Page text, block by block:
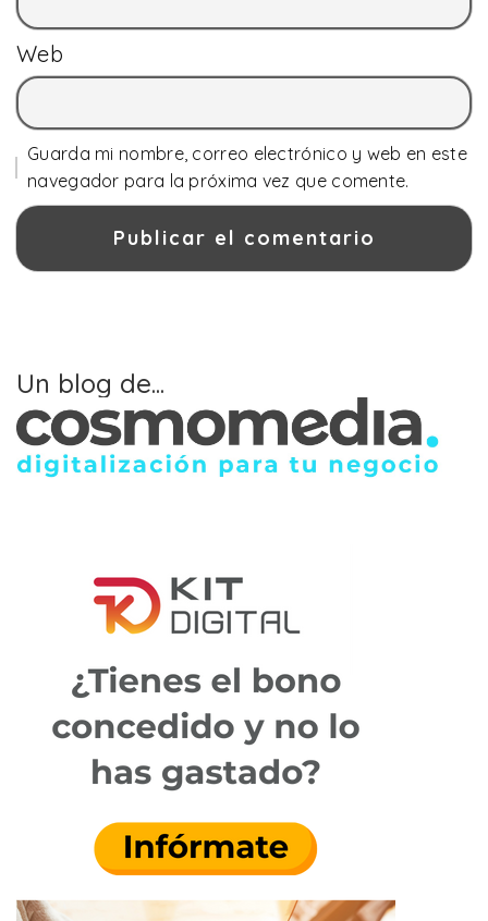
Web
Guarda mi nombre, correo electrónico y web en este
navegador para la próxima vez que comente.
Un blog de...